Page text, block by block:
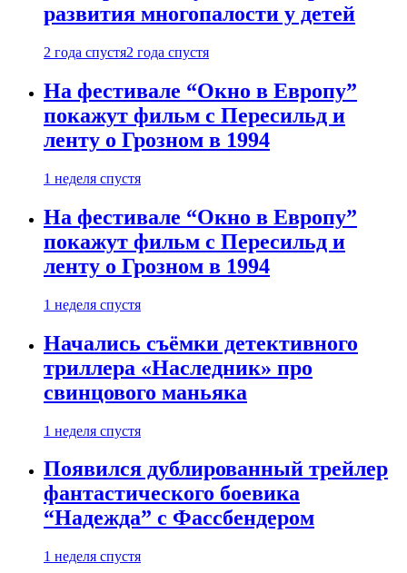
развития многопалости у детей
2 года спустя2 года спустя
На фестивале “Окно в Европу”
покажут фильм с Пересильд и
ленту о Грозном в 1994
1 неделя спустя
На фестивале “Окно в Европу”
покажут фильм с Пересильд и
ленту о Грозном в 1994
1 неделя спустя
Начались съёмки детективного
триллера «Наследник» про
свинцового маньяка
1 неделя спустя
Появился дублированный трейлер
фантастического боевика
“Надежда” с Фассбендером
1 неделя спустя